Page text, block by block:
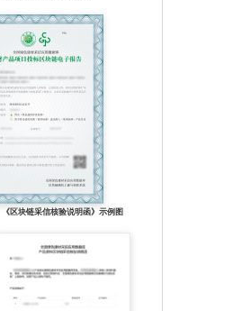
约、时尚典雅、自然淡
雅
《区块链采信核验说明函》示例图